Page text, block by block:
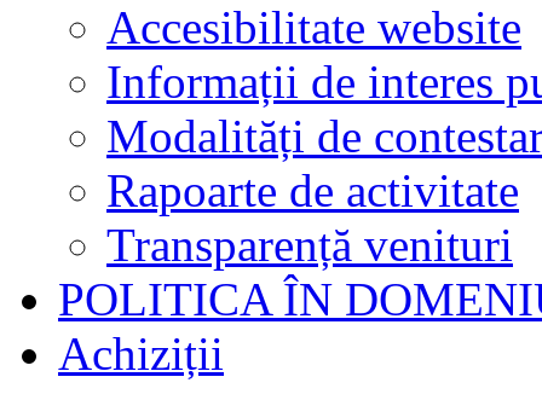
Accesibilitate website
Informații de interes
Modalități de
Rapoarte de activitate
Transparență venituri
POLITICA ÎN
Achiziții